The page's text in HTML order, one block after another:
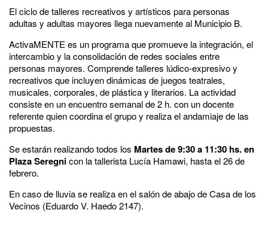
El ciclo de talleres recreativos y artísticos para personas
adultas y adultas mayores llega nuevamente al Municipio B.
ActivaMENTE es un programa que promueve la integración, el
intercambio y la consolidación de redes sociales entre
personas mayores. Comprende talleres lúdico-expresivo y
recreativos que incluyen dinámicas de juegos teatrales,
musicales, corporales, de plástica y literarios. La actividad
consiste en un encuentro semanal de 2 h. con un docente
referente quien coordina el grupo y realiza el andamiaje de las
propuestas.
Se estarán realizando todos los Martes de 9:30 a 11:30 hs. en
Plaza Seregnicon la tallerista Lucía Hamawi, hasta el 26 de
febrero.
En caso de lluvia se realiza en el salón de abajo de Casa de los
Vecinos (Eduardo V. Haedo 2147).